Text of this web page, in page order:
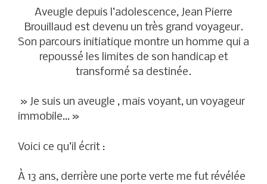
Aveugle depuis l’adolescence, Jean Pierre
Brouillaud est devenu un très grand voyageur.
Son parcours initiatique montre un homme qui a
repoussé les limites de son handicap et
transformé sa destinée.
» Je suis un aveugle , mais voyant, un voyageur
immobile… »
Voici ce qu’il écrit :
À 13 ans, derrière une porte verte me fut révélée